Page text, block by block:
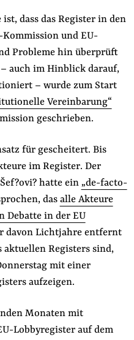
dass das Register in den
und EU-
Probleme hin überprüft
auch im Hinblick darauf,
– wurde zum Start
Vereinbarung“
geschrieben.
für gescheitert. Bis
im Register. Der
hatte ein „de-facto-
das alle Akteure
Debatte in der EU
davon Lichtjahre entfernt
aktuellen Registers sind,
mit einer
aufzeigen.
Monaten mit
Lobbyregister auf dem